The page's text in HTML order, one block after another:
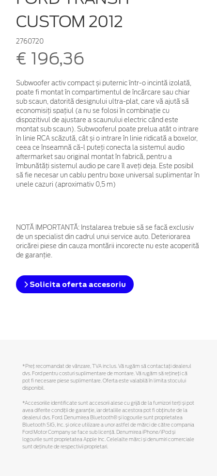
CUSTOM 2012
2760720
€ 196,36
Subwoofer activ compact și puternic într-o incintă izolată,
poate fi montat în compartimentul de încărcare sau chiar
sub scaun, datorită designului ultra-plat, care vă ajută să
economisiți spațiul (a nu se folosi în combinație cu
dispozitivul de ajustare a scaunului electric când este
montat sub scaun). Subwooferul poate prelua atât o intrare
în linie RCA scăzută, cât și o intrare în linie ridicată a boxelor,
ceea ce înseamnă că-l puteți conecta la sistemul audio
aftermarket sau original montat în fabrică, pentru a
îmbunătăți sistemul audio pe care îl aveți deja. Este posibil
să fie necesar un cablu pentru boxe universal suplimentar în
unele cazuri (aproximativ 0,5 m)
NOTĂ IMPORTANTĂ: Instalarea trebuie să se facă exclusiv
de un specialist din cadrul unui service auto. Deteriorarea
oricărei piese din cauza montării incorecte nu este acoperită
de garanţie.
Solicita oferta accesoriu
*Preţ recomandat de vânzare, TVA inclus. Vă rugăm să contactaţi dealerul
dvs. Ford pentru costuri suplimentare de montare. Vă rugăm să reţineţi că
pot fi necesare piese suplimentare. Oferta este valabilă în limita stocului
disponibil.
*Accesoriile identificate sunt accesorii alese cu grijă de la furnizori terți și pot
avea diferite condiții de garanție, iar detaliile acestora pot fi obținute de la
dealerul dvs. Ford. Denumirea Bluetooth® și logourile sunt proprietatea
Bluetooth SIG, Inc. și orice utilizare a unor astfel de mărci de către compania
Ford Motor Company se face sub licență. Denumirea iPhone/iPod și
logourile sunt proprietatea Apple Inc. Celelalte mărci și denumiri comerciale
sunt deținute de respectivii proprietari.